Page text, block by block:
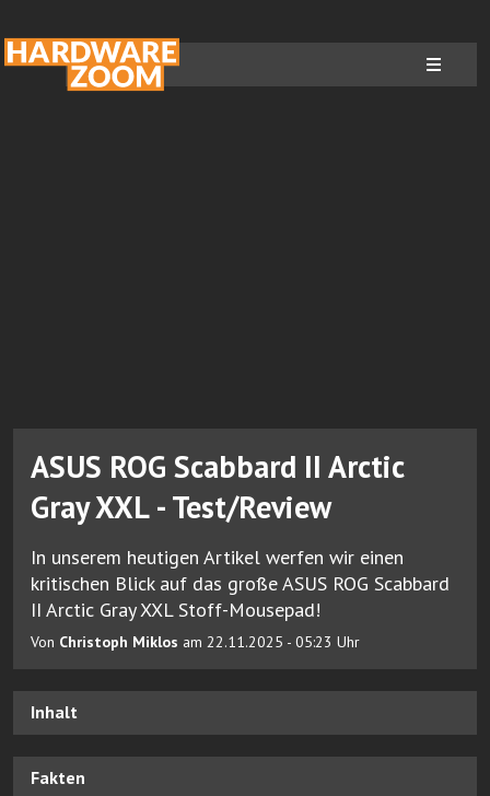
ASUS ROG Scabbard II Arctic
Gray XXL - Test/Review
In unserem heutigen Artikel werfen wir einen
kritischen Blick auf das große ASUS ROG Scabbard
II Arctic Gray XXL Stoff-Mousepad!
Von Christoph Miklos am 22.11.2025 - 05:23 Uhr
Inhalt
Fakten